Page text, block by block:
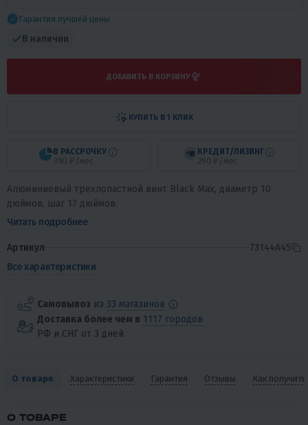
Гарантия лучшей цены
В наличии
ДОБАВИТЬ В КОРЗИНУ
В РАССРОЧКУ
390 ₽/мес
КРЕДИТ/ЛИЗИНГ
290 ₽/мес
КУПИТЬ В 1 КЛИК
Алюминиевый трехлопастной винт Black Max, диаметр 10
дюймов, шаг 17 дюймов.
Читать подробнее
Артикул
73144A45
Все характеристики
Самовывоз из 33 магазинов
Доставка более чем в 1117 городов
РФ и СНГ от 3 дней
О товаре Характеристики Гарантия Отзывы Как получить
О ТОВАРЕ